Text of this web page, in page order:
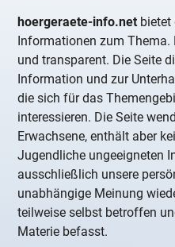
hoergeraete-info.net bietet
Informationen zum
und transparent. Die Seite
Information und zur
die sich für das
interessieren. Die Seite
Erwachsene, enthält aber
Jugendliche ungeeigneten
ausschließlich unsere
unabhängige Meinung
teilweise selbst betroffen
Materie befasst.